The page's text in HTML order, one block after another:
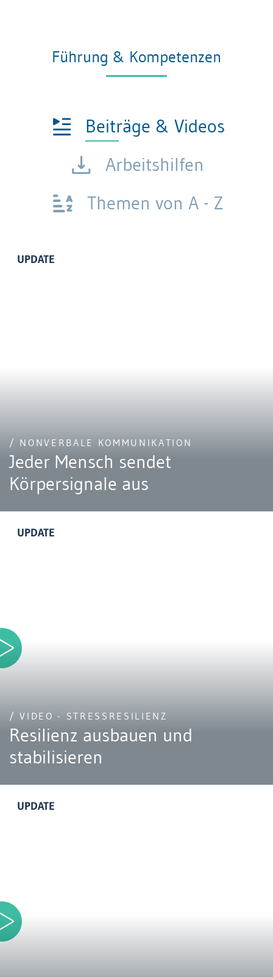
Führung & Kompetenzen
Beiträge & Videos
Arbeitshilfen
Themen von A - Z
UPDATE
/ NONVERBALE KOMMUNIKATION
Jeder Mensch sendet
Körpersignale aus
UPDATE
/ VIDEO - STRESSRESILIENZ
Resilienz ausbauen und
stabilisieren
UPDATE